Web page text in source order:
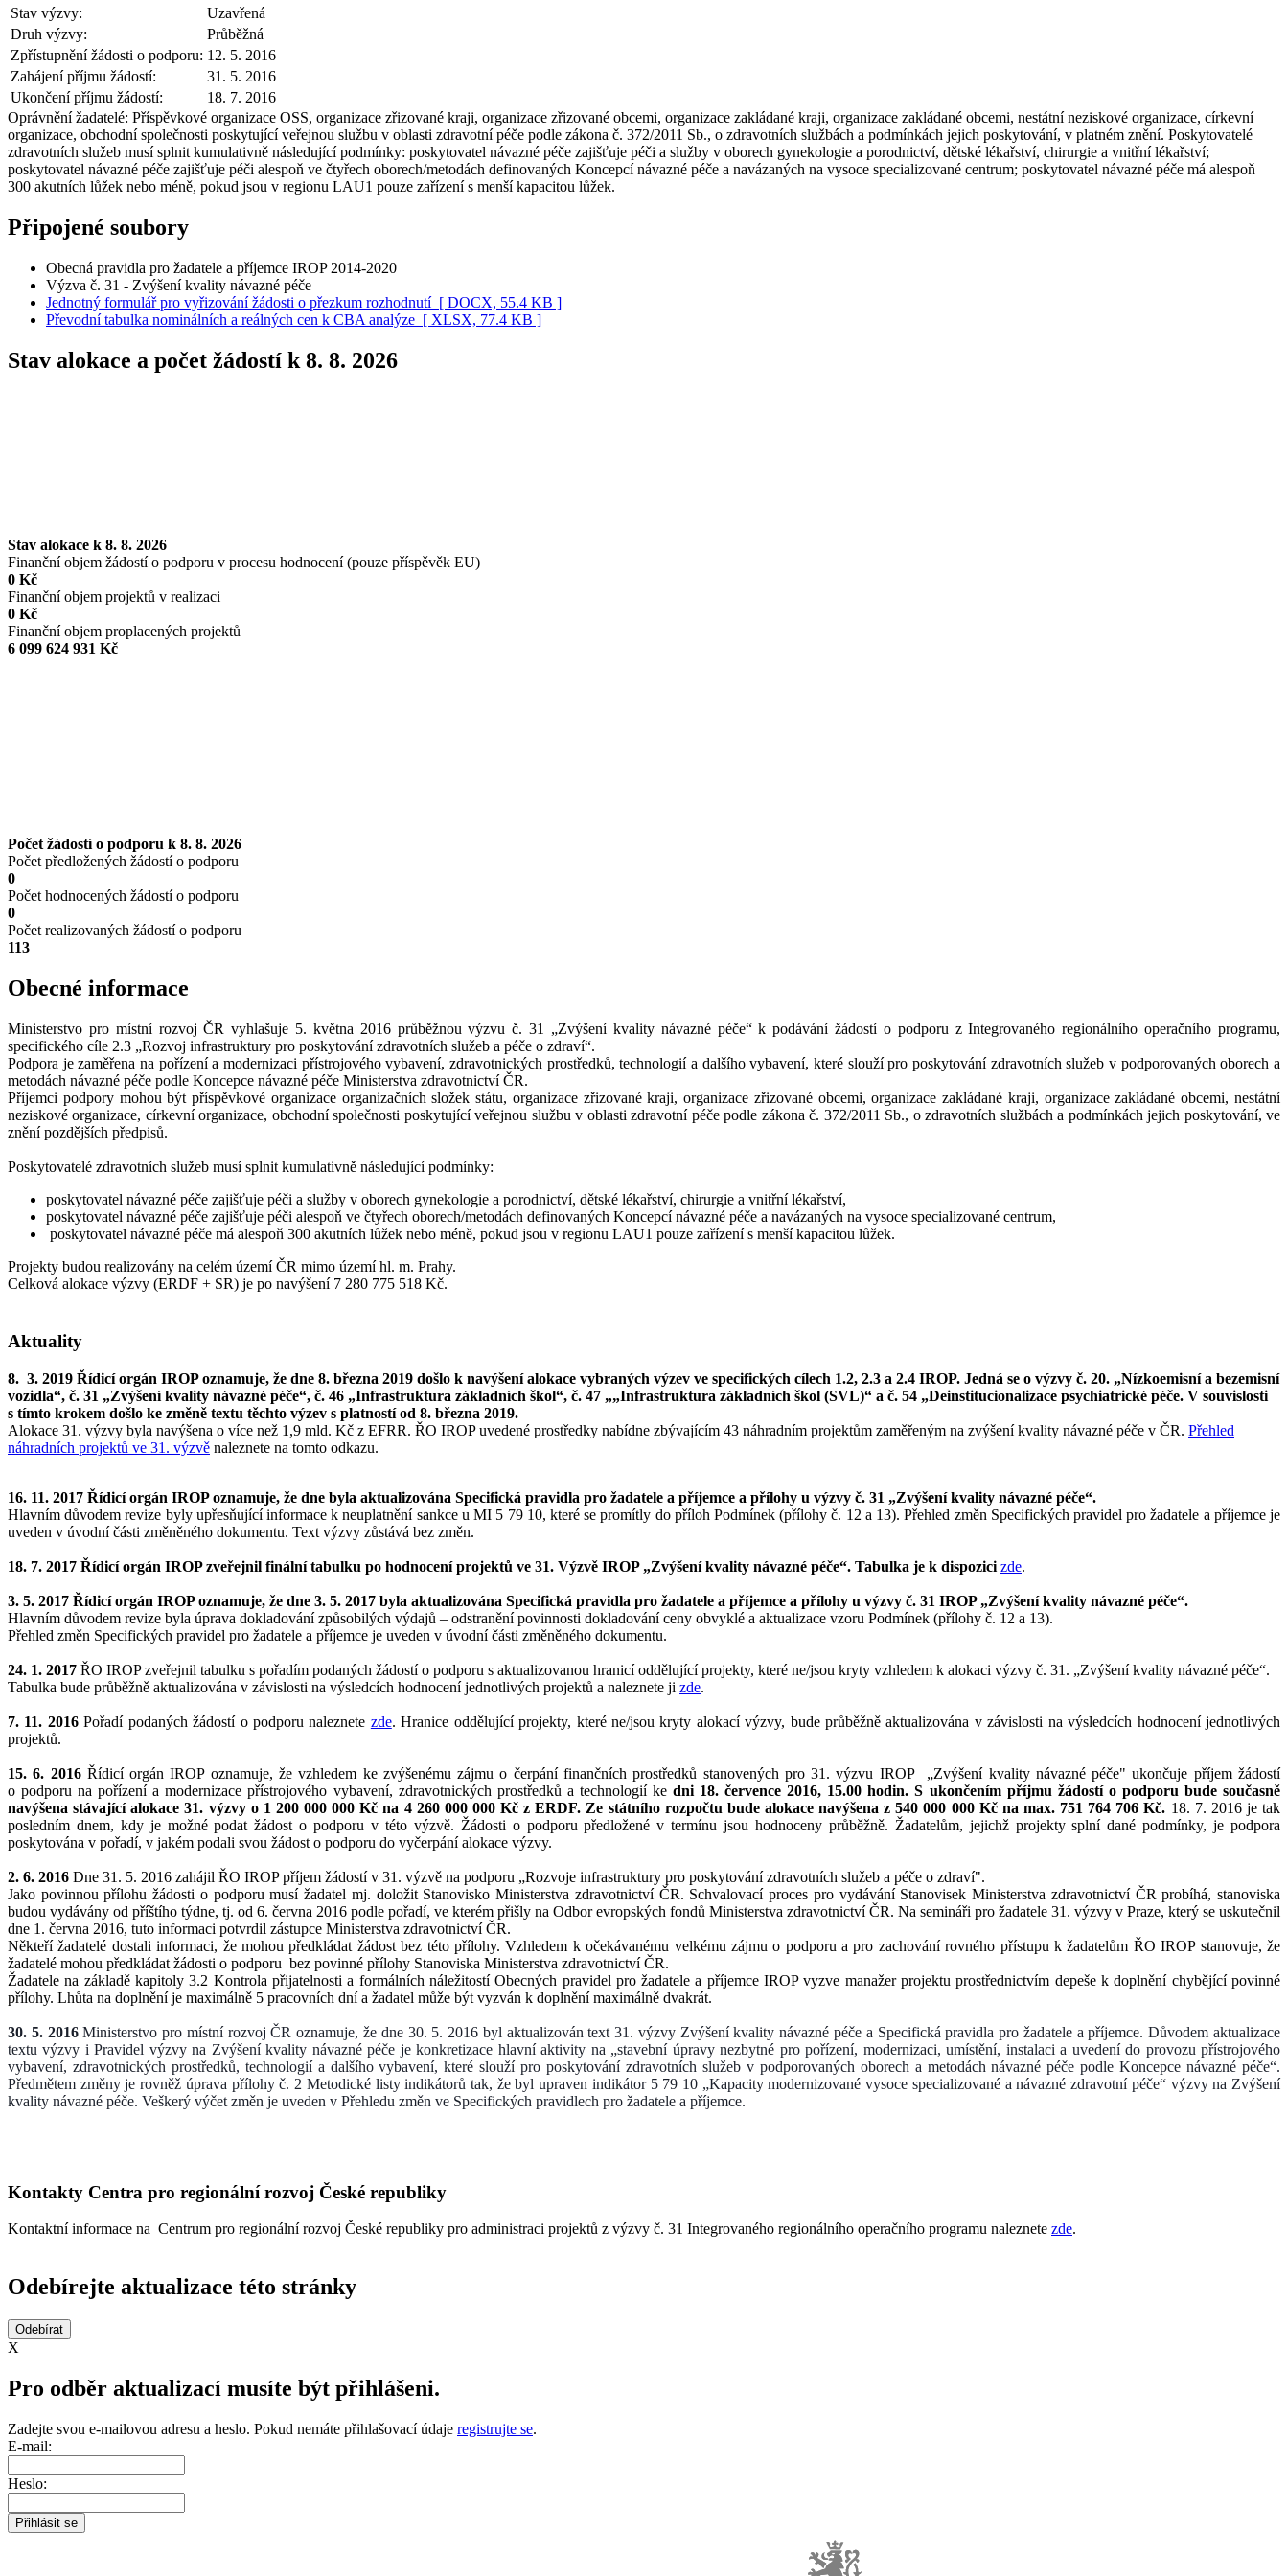
Stav výzvy:
Uzavřená
Druh výzvy:
Průběžná
Zpřístupnění žádosti o podporu: 12. 5. 2016
Zahájení příjmu žádostí:
31. 5. 2016
Ukončení příjmu žádostí:
18. 7. 2016
Oprávnění žadatelé: Příspěvkové organizace OSS, organizace zřizované kraji, organizace zřizované obcemi, organizace zakládané kraji, organizace zakládané obcemi, nestátní neziskové organizace, církevní
organizace, obchodní společnosti poskytující veřejnou službu v oblasti zdravotní péče podle zákona č. 372/2011 Sb., o zdravotních službách a podmínkách jejich poskytování, v platném znění. Poskytovatelé
zdravotních služeb musí splnit kumulativně následující podmínky: poskytovatel návazné péče zajišťuje péči a služby v oborech gynekologie a porodnictví, dětské lékařství, chirurgie a vnitřní lékařství;
poskytovatel návazné péče zajišťuje péči alespoň ve čtyřech oborech/metodách definovaných Koncepcí návazné péče a navázaných na vysoce specializované centrum; poskytovatel návazné péče má alespoň
300 akutních lůžek nebo méně, pokud jsou v regionu LAU1 pouze zařízení s menší kapacitou lůžek.
Připojené soubory
Obecná pravidla pro žadatele a příjemce IROP 2014-2020
Výzva č. 31 - Zvýšení kvality návazné péče
Jednotný formulář pro vyřizování žádosti o přezkum rozhodnutí [ DOCX, 55.4 KB ]
Převodní tabulka nominálních a reálných cen k CBA analýze [ XLSX, 77.4 KB ]
Stav alokace a počet žádostí k 8. 8. 2026
Stav alokace k 8. 8. 2026
Finanční objem žádostí o podporu v procesu hodnocení (pouze příspěvěk EU)
0 Kč
Finanční objem projektů v realizaci
0 Kč
Finanční objem proplacených projektů
6 099 624 931 Kč
Počet žádostí o podporu k 8. 8. 2026
Počet předložených žádostí o podporu
0
Počet hodnocených žádostí o podporu
0
Počet realizovaných žádostí o podporu
113
Obecné informace
Ministerstvo pro místní rozvoj ČR vyhlašuje 5. května 2016 průběžnou výzvu č. 31 „Zvýšení kvality návazné péče“ k podávání žádostí o podporu z Integrovaného regionálního operačního programu,
specifického cíle 2.3 „Rozvoj infrastruktury pro poskytování zdravotních služeb a péče o zdraví“.
Podpora je zaměřena na pořízení a modernizaci přístrojového vybavení, zdravotnických prostředků, technologií a dalšího vybavení, které slouží pro poskytování zdravotních služeb v podporovaných oborech a
metodách návazné péče podle Koncepce návazné péče Ministerstva zdravotnictví ČR.
Příjemci podpory mohou být příspěvkové organizace organizačních složek státu, organizace zřizované kraji, organizace zřizované obcemi, organizace zakládané kraji, organizace zakládané obcemi, nestátní
neziskové organizace, církevní organizace, obchodní společnosti poskytující veřejnou službu v oblasti zdravotní péče podle zákona č. 372/2011 Sb., o zdravotních službách a podmínkách jejich poskytování, ve
znění pozdějších předpisů.
Poskytovatelé zdravotních služeb musí splnit kumulativně následující podmínky:
poskytovatel návazné péče zajišťuje péči a služby v oborech gynekologie a porodnictví, dětské lékařství, chirurgie a vnitřní lékařství,
poskytovatel návazné péče zajišťuje péči alespoň ve čtyřech oborech/metodách definovaných Koncepcí návazné péče a navázaných na vysoce specializované centrum,
poskytovatel návazné péče má alespoň 300 akutních lůžek nebo méně, pokud jsou v regionu LAU1 pouze zařízení s menší kapacitou lůžek.
Projekty budou realizovány na celém území ČR mimo území hl. m. Prahy.
Celková alokace výzvy (ERDF + SR) je po navýšení 7 280 775 518 Kč.
Aktuality
8. 3. 2019 Řídicí orgán IROP oznamuje, že dne 8. března 2019 došlo k navýšení alokace vybraných výzev ve specifických cílech 1.2, 2.3 a 2.4 IROP. Jedná se o výzvy č. 20. „Nízkoemisní a bezemisní
vozidla“, č. 31 „Zvýšení kvality návazné péče“, č. 46 „Infrastruktura základních škol“, č. 47 „„Infrastruktura základních škol (SVL)“ a č. 54 „Deinstitucionalizace psychiatrické péče. V souvislosti
s tímto krokem došlo ke změně textu těchto výzev s platností od 8. března 2019.
Alokace 31. výzvy byla navýšena o více než 1,9 mld. Kč z EFRR. ŘO IROP uvedené prostředky nabídne zbývajícím 43 náhradním projektům zaměřeným na zvýšení kvality návazné péče v ČR. Přehled
náhradních projektů ve 31. výzvě naleznete na tomto odkazu.
16. 11. 2017 Řídicí orgán IROP oznamuje, že dne byla aktualizována Specifická pravidla pro žadatele a příjemce a přílohy u výzvy č. 31 „Zvýšení kvality návazné péče“.
Hlavním důvodem revize byly upřesňující informace k neuplatnění sankce u MI 5 79 10, které se promítly do příloh Podmínek (přílohy č. 12 a 13). Přehled změn Specifických pravidel pro žadatele a příjemce je
uveden v úvodní části změněného dokumentu. Text výzvy zůstává bez změn.
18. 7. 2017 Řídicí orgán IROP zveřejnil finální tabulku po hodnocení projektů ve 31. Výzvě IROP „Zvýšení kvality návazné péče“. Tabulka je k dispozici zde.
3. 5. 2017 Řídicí orgán IROP oznamuje, že dne 3. 5. 2017 byla aktualizována Specifická pravidla pro žadatele a příjemce a přílohy u výzvy č. 31 IROP „Zvýšení kvality návazné péče“.
Hlavním důvodem revize byla úprava dokladování způsobilých výdajů – odstranění povinnosti dokladování ceny obvyklé a aktualizace vzoru Podmínek (přílohy č. 12 a 13).
Přehled změn Specifických pravidel pro žadatele a příjemce je uveden v úvodní části změněného dokumentu.
24. 1. 2017 ŘO IROP zveřejnil tabulku s pořadím podaných žádostí o podporu s aktualizovanou hranicí oddělující projekty, které ne/jsou kryty vzhledem k alokaci výzvy č. 31. „Zvýšení kvality návazné péče“.
Tabulka bude průběžně aktualizována v závislosti na výsledcích hodnocení jednotlivých projektů a naleznete ji zde.
7. 11. 2016Pořadí podaných žádostí o podporu naleznete zde. Hranice oddělující projekty, které ne/jsou kryty alokací výzvy, bude průběžně aktualizována v závislosti na výsledcích hodnocení jednotlivých
projektů.
15. 6. 2016 Řídicí orgán IROP oznamuje, že vzhledem ke zvýšenému zájmu o čerpání finančních prostředků stanovených pro 31. výzvu IROP „Zvýšení kvality návazné péče" ukončuje příjem žádostí
o podporu na pořízení a modernizace přístrojového vybavení, zdravotnických prostředků a technologií kedni 18. července 2016, 15.00 hodin. S ukončením příjmu žádostí o podporu bude současně
navýšena stávající alokace 31. výzvy o 1 200 000 000 Kč na 4 260 000 000 Kč z ERDF. Ze státního rozpočtu bude alokace navýšena z 540 000 000 Kč na max. 751 764 706 Kč. 18. 7. 2016 je tak
posledním dnem, kdy je možné podat žádost o podporu v této výzvě. Žádosti o podporu předložené v termínu jsou hodnoceny průběžně. Žadatelům, jejichž projekty splní dané podmínky, je podpora
poskytována v pořadí, v jakém podali svou žádost o podporu do vyčerpání alokace výzvy.
2. 6. 2016 Dne 31. 5. 2016 zahájil ŘO IROP příjem žádostí v 31. výzvě na podporu „Rozvoje infrastruktury pro poskytování zdravotních služeb a péče o zdraví".
Jako povinnou přílohu žádosti o podporu musí žadatel mj. doložit Stanovisko Ministerstva zdravotnictví ČR. Schvalovací proces pro vydávání Stanovisek Ministerstva zdravotnictví ČR probíhá, stanoviska
budou vydávány od příštího týdne, tj. od 6. června 2016 podle pořadí, ve kterém přišly na Odbor evropských fondů Ministerstva zdravotnictví ČR. Na semináři pro žadatele 31. výzvy v Praze, který se uskutečnil
dne 1. června 2016, tuto informaci potvrdil zástupce Ministerstva zdravotnictví ČR.
Někteří žadatelé dostali informaci, že mohou předkládat žádost bez této přílohy. Vzhledem k očekávanému velkému zájmu o podporu a pro zachování rovného přístupu k žadatelům ŘO IROP stanovuje, že
žadatelé mohou předkládat žádosti o podporu bez povinné přílohy Stanoviska Ministerstva zdravotnictví ČR.
Žadatele na základě kapitoly 3.2 Kontrola přijatelnosti a formálních náležitostí Obecných pravidel pro žadatele a příjemce IROP vyzve manažer projektu prostřednictvím depeše k doplnění chybějící povinné
přílohy. Lhůta na doplnění je maximálně 5 pracovních dní a žadatel může být vyzván k doplnění maximálně dvakrát.
30. 5. 2016Ministerstvo pro místní rozvoj ČR oznamuje, že dne 30. 5. 2016 byl aktualizován text 31. výzvy Zvýšení kvality návazné péče a Specifická pravidla pro žadatele a příjemce. Důvodem aktualizace
textu výzvy i Pravidel výzvy na Zvýšení kvality návazné péče je konkretizace hlavní aktivity na „stavební úpravy nezbytné pro pořízení, modernizaci, umístění, instalaci a uvedení do provozu přístrojového
vybavení, zdravotnických prostředků, technologií a dalšího vybavení, které slouží pro poskytování zdravotních služeb v podporovaných oborech a metodách návazné péče podle Koncepce návazné péče“.
Předmětem změny je rovněž úprava přílohy č. 2 Metodické listy indikátorů tak, že byl upraven indikátor 5 79 10 „Kapacity modernizované vysoce specializované a návazné zdravotní péče“ výzvy na Zvýšení
kvality návazné péče. Veškerý výčet změn je uveden v Přehledu změn ve Specifických pravidlech pro žadatele a příjemce.
Kontakty Centra pro regionální rozvoj České republiky
Kontaktní informace na Centrum pro regionální rozvoj České republiky pro administraci projektů z výzvy č. 31 Integrovaného regionálního operačního programu naleznete zde.
Odebírejte aktualizace této stránky
X
Pro odběr aktualizací musíte být přihlášeni.
Zadejte svou e-mailovou adresu a heslo. Pokud nemáte přihlašovací údaje registrujte se.
E-mail:
Heslo: